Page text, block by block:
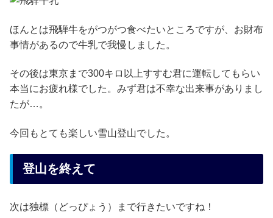
ほんとは飛騨牛をがつがつ食べたいところですが、お財布
事情があるので牛乳で我慢しました。
その後は東京まで300キロ以上すすむ君に運転してもらい
本当にお疲れ様でした。みず君は不幸な出来事がありまし
たが…。
今回もとても楽しい雪山登山でした。
登山を終えて
次は独標（どっぴょう）まで行きたいですね！